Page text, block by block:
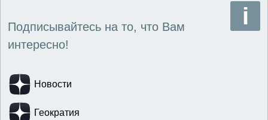
Подписывайтесь на то, что Вам
интересно!
Новости
Геократия